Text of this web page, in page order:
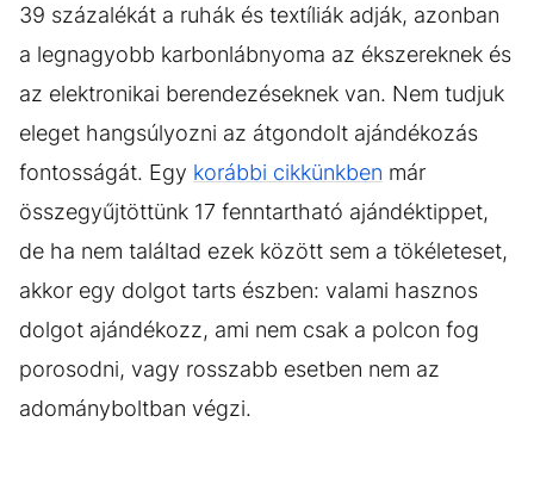
39 százalékát a ruhák és textíliák adják, azonban
a legnagyobb karbonlábnyoma az ékszereknek és
az elektronikai berendezéseknek van. Nem tudjuk
eleget hangsúlyozni az átgondolt ajándékozás
fontosságát. Egy korábbi cikkünkben már
összegyűjtöttünk 17 fenntartható ajándéktippet,
de ha nem találtad ezek között sem a tökéleteset,
akkor egy dolgot tarts észben: valami hasznos
dolgot ajándékozz, ami nem csak a polcon fog
porosodni, vagy rosszabb esetben nem az
adományboltban végzi.